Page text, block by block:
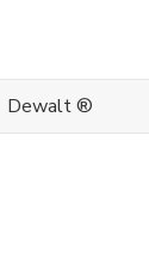
Dewalt ®